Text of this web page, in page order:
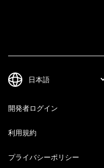
開発者ログイン
利用規約
プライバシーポリシー